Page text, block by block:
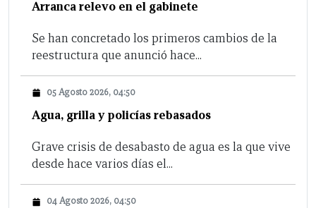
Arranca relevo en el gabinete
Se han concretado los primeros cambios de la
reestructura que anunció hace...
05 Agosto 2026, 04:50
Agua, grilla y policías rebasados
Grave crisis de desabasto de agua es la que vive
desde hace varios días el...
04 Agosto 2026, 04:50